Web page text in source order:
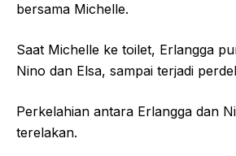
bersama Michelle.
Saat Michelle ke toilet, Erlangga
Nino dan Elsa, sampai terjadi
Perkelahian antara Erlangga dan
terelakan.